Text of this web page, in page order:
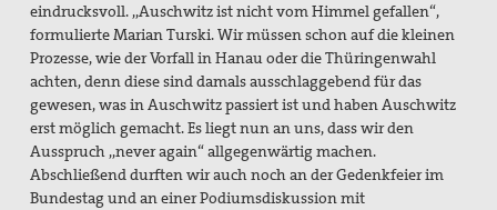
eindrucksvoll. ,,Auschwitz ist nicht vom Himmel gefallen“,
formulierte Marian Turski. Wir müssen schon auf die kleinen
Prozesse, wie der Vorfall in Hanau oder die Thüringenwahl
achten, denn diese sind damals ausschlaggebend für das
gewesen, was in Auschwitz passiert ist und haben Auschwitz
erst möglich gemacht. Es liegt nun an uns, dass wir den
Ausspruch ,,never again“ allgegenwärtig machen.
Abschließend durften wir auch noch an der Gedenkfeier im
Bundestag und an einer Podiumsdiskussion mit